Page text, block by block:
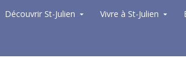
Découvrir St-Julien Vivre à St-Julien